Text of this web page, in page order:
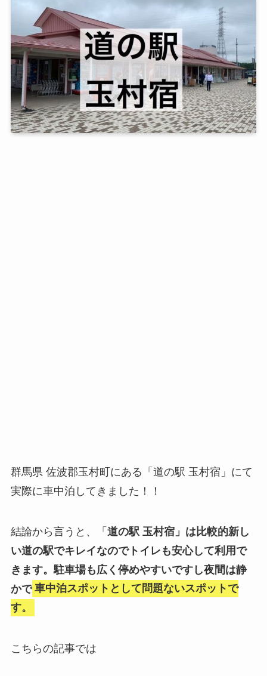
群馬県 佐波郡玉村町にある「道の駅 玉村宿」にて
実際に車中泊してきました！！
結論から言うと、「 道の駅 玉村宿」は比較的新し
い道の駅でキレイなのでトイレも安心して利用で
きます。駐車場も広く停めやすいですし夜間は静
かで 車中泊スポットとして問題ないスポットで
す。
こちらの記事では